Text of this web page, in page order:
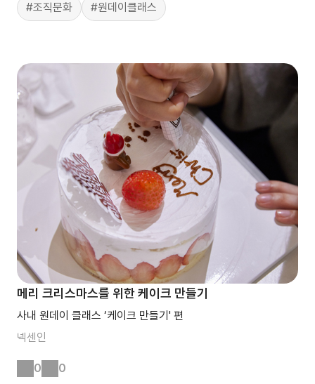
#조직문화 #원데이클래스
메리 크리스마스를 위한 케이크 만들기
사내 원데이 클래스 ‘케이크 만들기' 편
넥센인
0 0